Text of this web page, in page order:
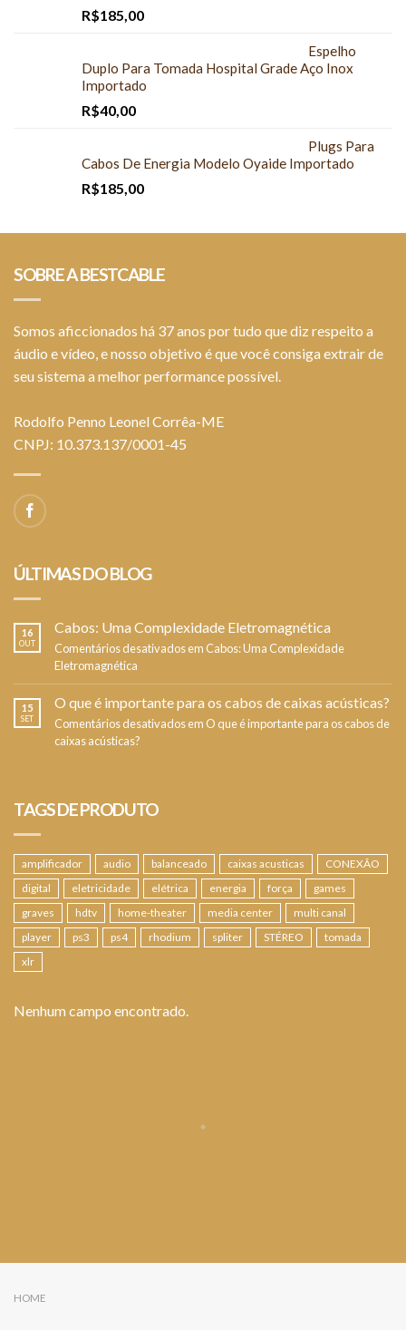
R$185,00
Espelho
Duplo Para Tomada Hospital Grade Aço Inox
Importado
R$40,00
Plugs Para
Cabos De Energia Modelo Oyaide Importado
R$185,00
SOBRE A BESTCABLE
Somos aficcionados há 37 anos por tudo que diz respeito a
áudio e vídeo, e nosso objetivo é que você consiga extrair de
seu sistema a melhor performance possível.
Rodolfo Penno Leonel Corrêa-ME
CNPJ: 10.373.137/0001-45
ÚLTIMAS DO BLOG
16
OUT
Cabos: Uma Complexidade Eletromagnética
Comentários desativadosem Cabos: Uma Complexidade
Eletromagnética
15
SET
O que é importante para os cabos de caixas acústicas?
Comentários desativadosem O que é importante para os cabos de
caixas acústicas?
TAGS DE PRODUTO
amplificador audio balanceado caixas acusticas
CONEXÃO
digital
eletricidade elétrica energia força
games
graves
hdtv home-theater media center
multi canal
player
ps3 ps4 rhodium spliter STÉREO
tomada
xlr
Nenhum campo encontrado.
HOME